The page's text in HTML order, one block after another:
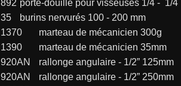
892	porte-douille pour visseuses 1/4 -  1/4
35	burins nervurés 100 - 200 mm
1370	marteau de mécanicien 300g
1390	marteau de mécanicien 35mm
920AN	rallonge angulaire - 1/2” 125mm
920AN	rallonge angulaire - 1/2” 250mm